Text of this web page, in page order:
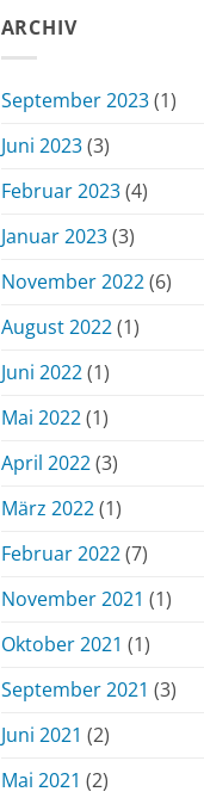
ARCHIV
September 2023(1)
Juni 2023(3)
Februar 2023(4)
Januar 2023(3)
November 2022(6)
August 2022(1)
Juni 2022(1)
Mai 2022(1)
April 2022(3)
März 2022(1)
Februar 2022(7)
November 2021 (1)
Oktober 2021 (1)
September 2021 (3)
Juni 2021 (2)
Mai 2021 (2)